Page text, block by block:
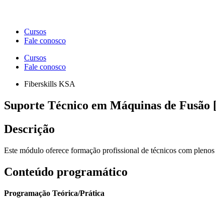
Cursos
Fale conosco
Cursos
Fale conosco
Fiberskills KSA
Suporte Técnico em Máquinas de Fusão
Descrição
Este módulo oferece formação profissional de técnicos com
Conteúdo programático
Programação Teórica/Prática